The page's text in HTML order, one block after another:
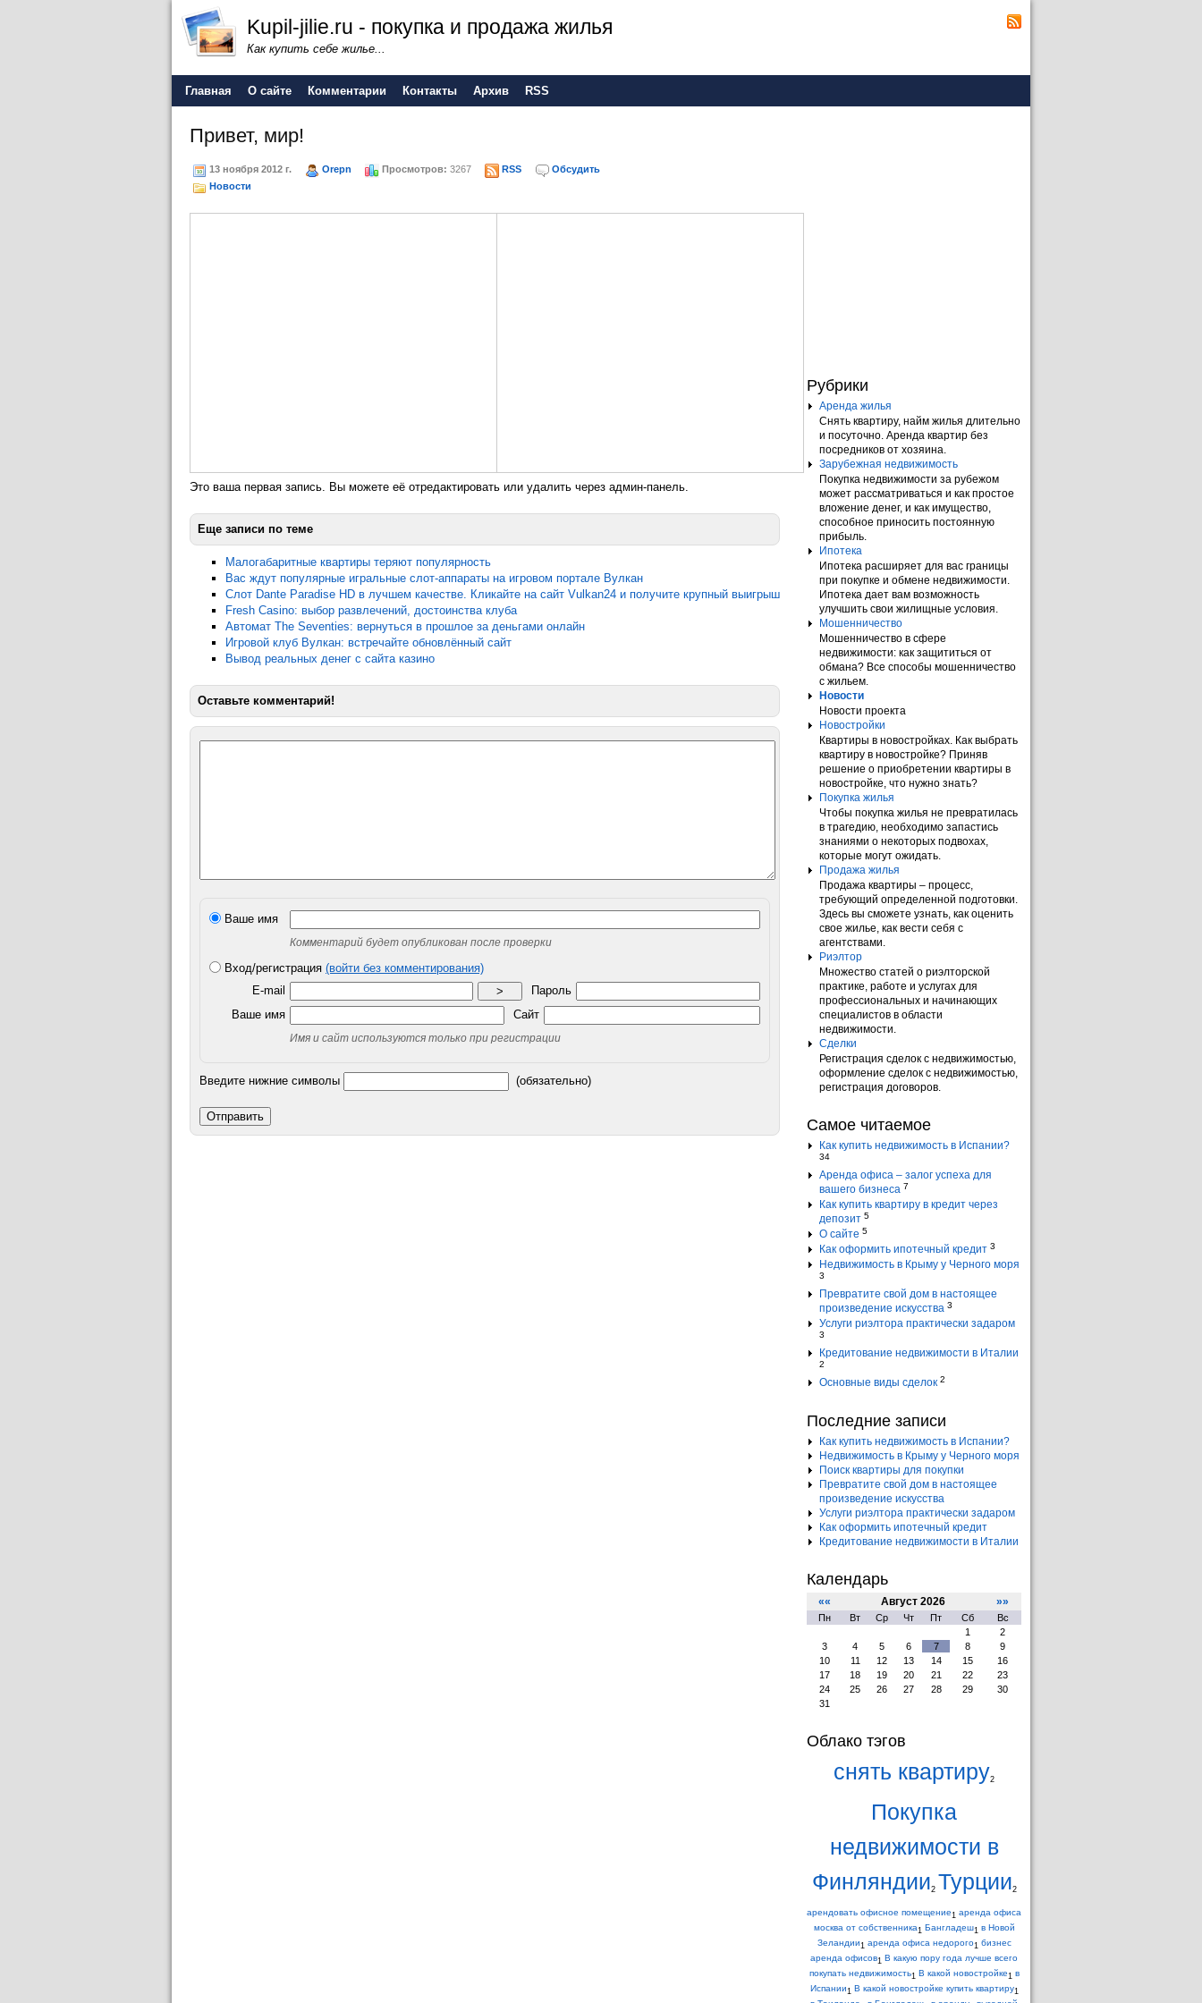
Kupil-jilie.ru - покупка и продажа жилья
Как купить себе жилье...
Главная О сайте Комментарии Контакты Архив RSS
Привет, мир!
13 ноября 2012 г. Orepn Просмотров: 3267 RSS
Обсудить
Новости
Это ваша первая запись. Вы можете её отредактировать или удалить через админ-панель.
Еще записи по теме
Малогабаритные квартиры теряют популярность
Вас ждут популярные игральные слот-аппараты на игровом портале Вулкан
Слот Dante Paradise HD в лучшем качестве. Кликайте на сайт Vulkan24 и получите крупный выигрыш
Fresh Casino: выбор развлечений, достоинства клуба
Автомат The Seventies: вернуться в прошлое за деньгами онлайн
Игровой клуб Вулкан: встречайте обновлённый сайт
Вывод реальных денег с сайта казино
Оставьте комментарий!
Ваше имя
Комментарий будет опубликован после проверки
Вход/регистрация (войти без комментирования)
E-mail
>
Пароль
Ваше имя
Сайт
Имя и сайт используются только при регистрации
Введите нижние символы (обязательно)
Отправить
Рубрики
Аренда жилья
Снять квартиру, найм жилья длительно
и посуточно. Аренда квартир без
посредников от хозяина.
Зарубежная недвижимость
Покупка недвижимости за рубежом
может рассматриваться и как простое
вложение денег, и как имущество,
способное приносить постоянную
прибыль.
Ипотека
Ипотека расширяет для вас границы
при покупке и обмене недвижимости.
Ипотека дает вам возможность
улучшить свои жилищные условия.
Мошенничество
Мошенничество в сфере
недвижимости: как защититься от
обмана? Все способы мошенничество
с жильем.
Новости
Новости проекта
Новостройки
Квартиры в новостройках. Как выбрать
квартиру в новостройке? Приняв
решение о приобретении квартиры в
новостройке, что нужно знать?
Покупка жилья
Чтобы покупка жилья не превратилась
в трагедию, необходимо запастись
знаниями о некоторых подвохах,
которые могут ожидать.
Продажа жилья
Продажа квартиры – процесс,
требующий определенной подготовки.
Здесь вы сможете узнать, как оценить
свое жилье, как вести себя с
агентствами.
Риэлтор
Множество статей о риэлторской
практике, работе и услугах для
профессиональных и начинающих
специалистов в области
недвижимости.
Сделки
Регистрация сделок с недвижимостью,
оформление сделок с недвижимостью,
регистрация договоров.
Самое читаемое
Как купить недвижимость в Испании?
34
Аренда офиса – залог успеха для
вашего бизнеса 7
Как купить квартиру в кредит через
депозит 5
О сайте 5
Как оформить ипотечный кредит 3
Недвижимость в Крыму у Черного моря
3
Превратите свой дом в настоящее
произведение искусства 3
Услуги риэлтора практически задаром
3
Кредитование недвижимости в Италии
2
Основные виды сделок 2
Последние записи
Как купить недвижимость в Испании?
Недвижимость в Крыму у Черного моря
Поиск квартиры для покупки
Превратите свой дом в настоящее
произведение искусства
Услуги риэлтора практически задаром
Как оформить ипотечный кредит
Кредитование недвижимости в Италии
Календарь
«« Август 2026 »»
Пн Вт Ср Чт Пт Сб
Вс
1
2
3
4 5 6 7 8
9
10
11 12 13 14 15
16
17
18 19 20 21 22
23
24
25 26 27 28 29
30
31
Облако тэгов
снять квартиру2
Покупка
недвижимости в
Финляндии2 Турции2
арендовать офисное помещение1 аренда офиса
москва от собственника1 Бангладеш1 в Новой
Зеландии1 аренда офиса недорого1 бизнес
аренда офисов1 В какую пору года лучше всего
покупать недвижимость1 В какой новостройке1 в
Испании1 В какой новостройке купить квартиру1